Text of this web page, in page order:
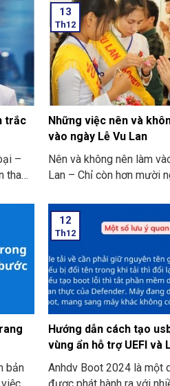
trắc
–
tham
13
Th12
Những việc nên và
vào ngày Lễ Vu Lan
Nên và không nên làm
Lan – Chỉ còn hơn mười
SƠN COMPUTER chia
những việc nên và không
Lễ Vu Lan nhé.
bản
12
Th12
Hướng dẫn cách tạo
vùng ẩn hỗ trợ UEFI và
Anhdv Boot 2024 là một
được phát hành ra với